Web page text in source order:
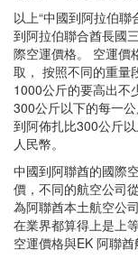
以上“中國到阿拉伯
到阿拉伯聯合酋長國
際空運價格。 空運價
取， 按照不同的重量
1000公斤的要高出不
300公斤以下的每一
到阿佈扎比300公斤
人民幣。
中國到阿聯酋的國際
價，不同的航空公司
為阿聯酋本土航空公
在業界都算得上是上
空運價格與EK 阿聯酋